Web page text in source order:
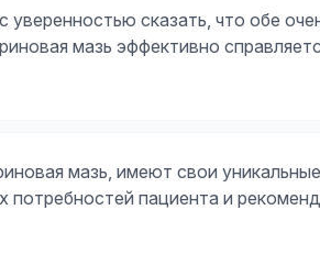
уверенностью сказать, что обе
мазь эффективно
мазь, имеют свои
пациента и